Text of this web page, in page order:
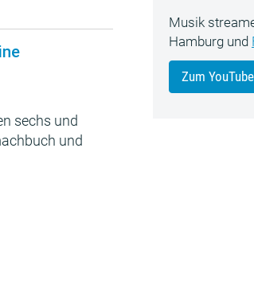
sechs und
und
Musik
Hamburg und
Zum